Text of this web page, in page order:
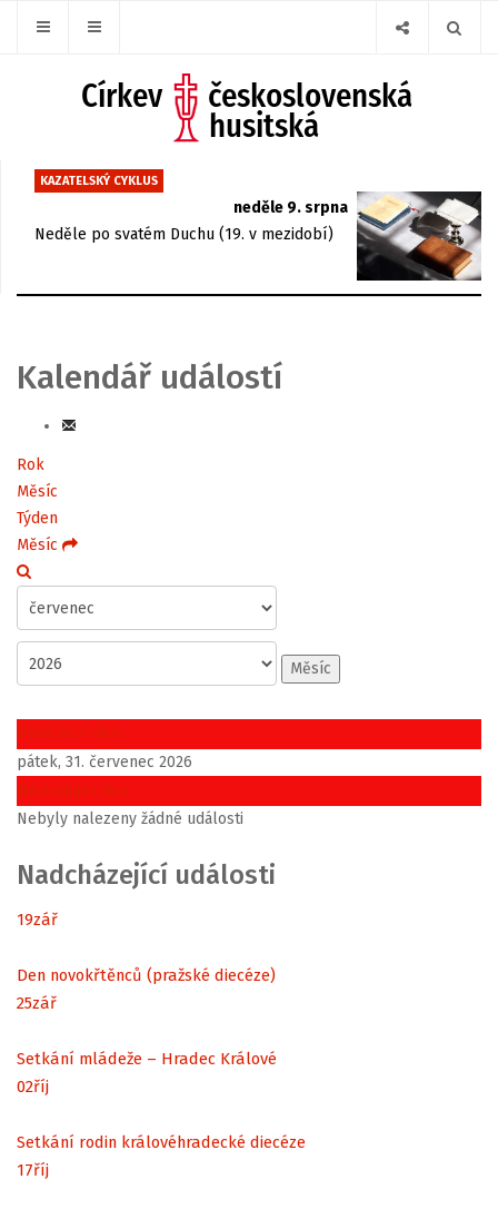
KAZATELSKÝ CYKLUS
neděle 9. srpna
Neděle po svatém Duchu (19. v mezidobí)
Kalendář událostí
Rok
Měsíc
Týden
Měsíc
Měsíc
Předchozí den
pátek, 31. červenec 2026
Následující den
Nebyly nalezeny žádné události
Nadcházející události
19zář
Den novokřtěnců (pražské diecéze)
25zář
Setkání mládeže – Hradec Králové
02říj
Setkání rodin královéhradecké diecéze
17říj